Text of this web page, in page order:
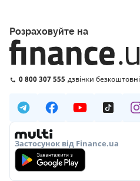
Розраховуйте на
0 800 307 555 дзвінки безкоштовні
Застосунок від Finance.ua